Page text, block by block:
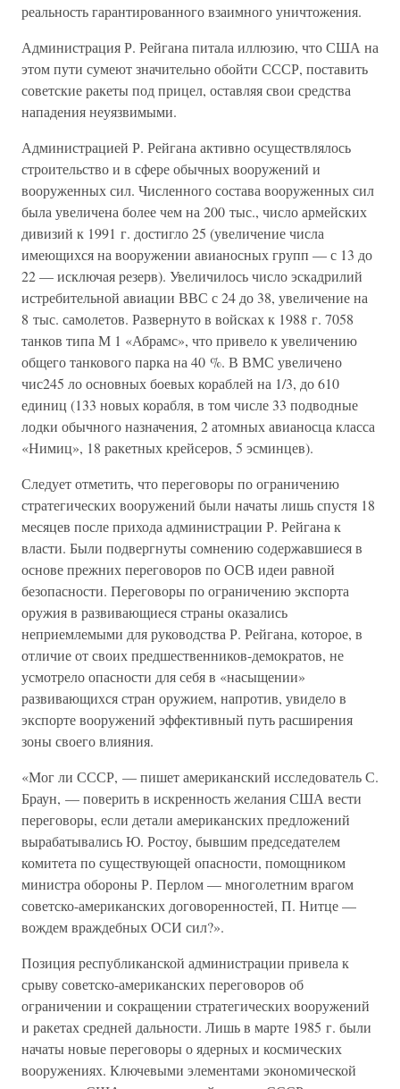
реальность гарантированного взаимного уничтожения.
Администрация Р. Рейгана питала иллюзию, что США на
этом пути сумеют значительно обойти СССР, поставить
советские ракеты под прицел, оставляя свои средства
нападения неуязвимыми.
Администрацией Р. Рейгана активно осуществлялось
строительство и в сфере обычных вооружений и
вооруженных сил. Численного состава вооруженных сил
была увеличена более чем на 200 тыс., число армейских
дивизий к 1991 г. достигло 25 (увеличение числа
имеющихся на вооружении авианосных групп — с 13 до
22 — исключая резерв). Увеличилось число эскадрилий
истребительной авиации ВВС с 24 до 38, увеличение на
8 тыс. самолетов. Развернуто в войсках к 1988 г. 7058
танков типа М 1 «Абрамс», что привело к увеличению
общего танкового парка на 40 %. В ВМС увеличено
чис245 ло основных боевых кораблей на 1/3, до 610
единиц (133 новых корабля, в том числе 33 подводные
лодки обычного назначения, 2 атомных авианосца класса
«Нимиц», 18 ракетных крейсеров, 5 эсминцев).
Следует отметить, что переговоры по ограничению
стратегических вооружений были начаты лишь спустя 18
месяцев после прихода администрации Р. Рейгана к
власти. Были подвергнуты сомнению содержавшиеся в
основе прежних переговоров по ОСВ идеи равной
безопасности. Переговоры по ограничению экспорта
оружия в развивающиеся страны оказались
неприемлемыми для руководства Р. Рейгана, которое, в
отличие от своих предшественников-демократов, не
усмотрело опасности для себя в «насыщении»
развивающихся стран оружием, напротив, увидело в
экспорте вооружений эффективный путь расширения
зоны своего влияния.
«Мог ли СССР, — пишет американский исследователь С.
Браун, — поверить в искренность желания США вести
переговоры, если детали американских предложений
вырабатывались Ю. Ростоу, бывшим председателем
комитета по существующей опасности, помощником
министра обороны Р. Перлом — многолетним врагом
советско-американских договоренностей, П. Нитце —
вождем враждебных ОСИ сил?».
Позиция республиканской администрации привела к
срыву советско-американских переговоров об
ограничении и сокращении стратегических вооружений
и ракетах средней дальности. Лишь в марте 1985 г. были
начаты новые переговоры о ядерных и космических
вооружениях. Ключевыми элементами экономической